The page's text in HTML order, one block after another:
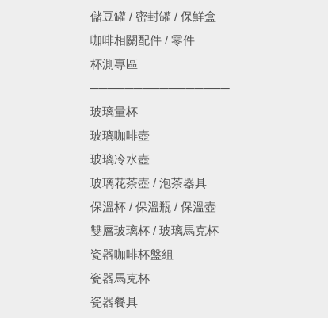
儲豆罐 / 密封罐 / 保鮮盒
咖啡相關配件 / 零件
杯測專區
────────────────
玻璃量杯
玻璃咖啡壺
玻璃冷水壺
玻璃花茶壺 / 泡茶器具
保溫杯 / 保溫瓶 / 保溫壺
雙層玻璃杯 / 玻璃馬克杯
瓷器咖啡杯盤組
瓷器馬克杯
瓷器餐具